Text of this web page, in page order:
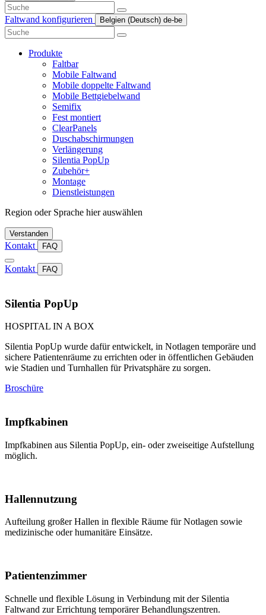
Search
here
Faltwand konfigurieren Belgien (Deutsch) de-be
Search
here
Produkte
Faltbar
Mobile Faltwand
Mobile doppelte Faltwand
Mobile Bettgiebelwand
Semifix
Fest montiert
ClearPanels
Duschabschirmungen
Verlängerung
Silentia PopUp
Zubehör+
Montage
Dienstleistungen
Region oder Sprache hier auswählen
Verstanden
Kontakt FAQ
Kontakt FAQ
Silentia PopUp
HOSPITAL IN A BOX
Silentia PopUp wurde dafür entwickelt, in Notlagen temporäre und
sichere Patientenräume zu errichten oder in öffentlichen Gebäuden
wie Stadien und Turnhallen für Privatsphäre zu sorgen.
Broschüre
Impfkabinen
Impfkabinen aus Silentia PopUp, ein- oder zweiseitige Aufstellung
möglich.
Hallennutzung
Aufteilung großer Hallen in flexible Räume für Notlagen sowie
medizinische oder humanitäre Einsätze.
Patientenzimmer
Schnelle und flexible Lösung in Verbindung mit der Silentia
Faltwand zur Errichtung temporärer Behandlungszentren.